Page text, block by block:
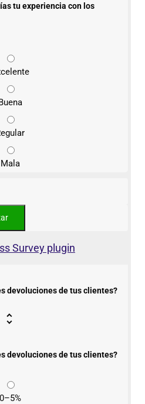
tu experiencia con los
Mala
Survey plugin
devoluciones de tus clientes?
devoluciones de tus clientes?
0–5%